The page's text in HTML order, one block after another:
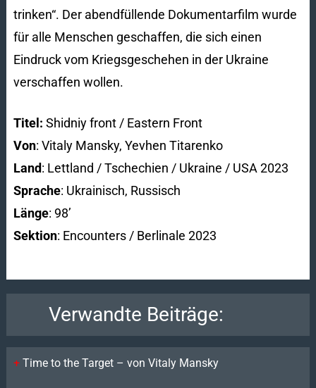
trinken“. Der abendfüllende Dokumentarfilm wurde
für alle Menschen geschaffen, die sich einen
Eindruck vom Kriegsgeschehen in der Ukraine
verschaffen wollen.
Titel: Shidniy front / Eastern Front
Von: Vitaly Mansky, Yevhen Titarenko
Land: Lettland / Tschechien / Ukraine / USA 2023
Sprache: Ukrainisch, Russisch
Länge: 98’
Sektion: Encounters / Berlinale 2023
Verwandte Beiträge:
Time to the Target – von Vitaly Mansky